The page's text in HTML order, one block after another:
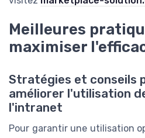
Meilleures
maximiser
Stratégies et conseils
améliorer l'utilisation
l'intranet
Pour garantir une utilisation